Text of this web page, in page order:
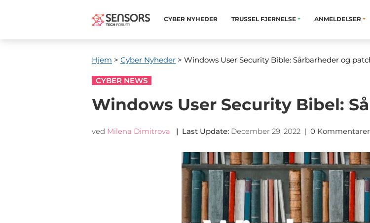
CYBER ​​NYHEDER TRUSSEL FJERNELSE ANMELDELSER
Hjem > Cyber ​​Nyheder > Windows User Security Bible: Sårbarheder og
CYBER NEWS
Windows User Security Bibel:
ved Milena Dimitrova | Last Update: December 29, 2022 | 0 Kommentarer